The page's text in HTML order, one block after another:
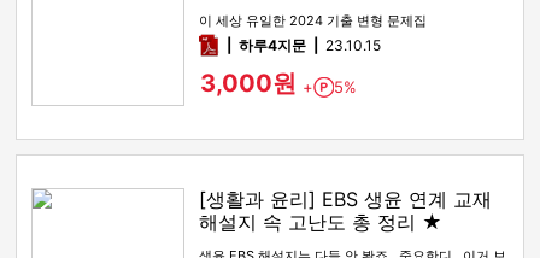
이 세상 유일한 2024 기출 변형 문제집
pdf하루4지문 23.10.15
3,000원 + Point
5%
[생활과 윤리] EBS 생윤 연계 교재
해설지 속 고난도 총 정리 ★